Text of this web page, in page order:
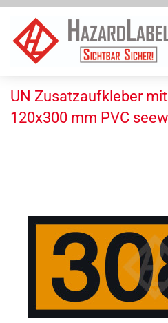
UN Zusatzaufkleber
120x300 mm PVC